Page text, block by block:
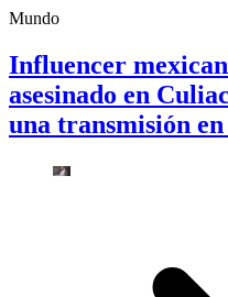
Mundo
Influencer
asesinado en
una transmisión